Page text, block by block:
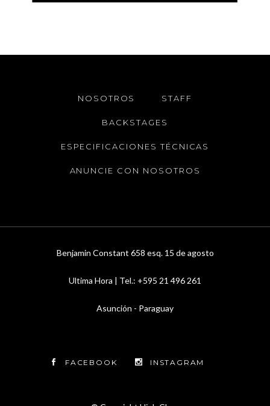
NOSOTROS STAFF
BACKSTAGES
ESPECIFICACIONES TÉCNICAS
ANUNCIE CON NOSOTROS
Benjamin Constant 658 esq. 15 de agosto
Ultima Hora | Tel.: +595 21 496 261
Asunción - Paraguay
FACEBOOK INSTAGRAM